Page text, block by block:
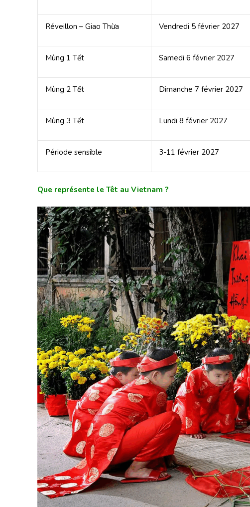
Réveillon – Giao Thừa Vendredi 5 février 2027
Mùng 1 Tết Samedi 6 février 2027
Mùng 2 Tết Dimanche 7 février 2027
Mùng 3 Tết Lundi 8 février 2027
Période sensible 3-11 février 2027
Que représente le Têt au Vietnam ?